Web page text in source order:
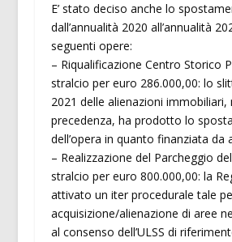
E’ stato deciso anche lo
dall’annualità 2020 all’annualità
seguenti opere:
– Riqualificazione Centro Storico
stralcio per euro 286.000,00: lo
2021 delle alienazioni
precedenza, ha prodotto lo
dell’opera in quanto finanziata da
– Realizzazione del Parcheggio
stralcio per euro 800.000,00: la
attivato un iter procedurale tale
acquisizione/alienazione di aree
al consenso dell’ULSS di